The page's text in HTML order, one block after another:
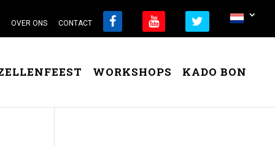
OVER ONS CONTACT
WORKSHOPS KADO BON